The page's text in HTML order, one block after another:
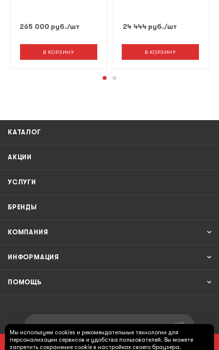
ПОД ЗАКАЗ
265 000 руб./шт
В КОРЗИНУ
24 444 руб./шт
В КОРЗИНУ
КАТАЛОГ
АКЦИИ
УСЛУГИ
БРЕНДЫ
КОМПАНИЯ
ИНФОРМАЦИЯ
ПОМОЩЬ
ПОДПИСАТЬСЯ НА РАССЫЛКУ
Мы используем cookies и рекомендательные технологии для
персонализации сервисов и удобства пользователей. Вы можете
запретить сохранение cookie в настройках своего браузера.